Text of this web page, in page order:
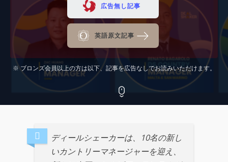
広告無し記事
英語原文記事
※ ブロンズ会員以上の方は以下、記事を広告なしでお読みいただけます。
ディールシェーカーは、10名の新し
いカントリーマネージャーを迎え、